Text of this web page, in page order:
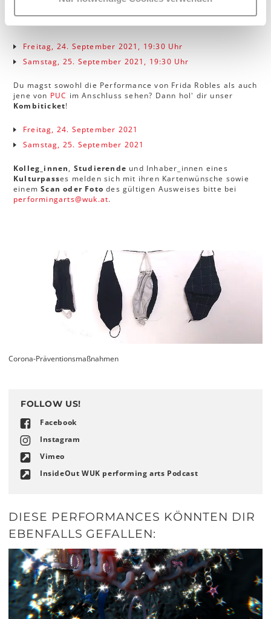
Freitag, 24. September 2021, 19:30 Uhr
Samstag, 25. September 2021, 19:30 Uhr
Du magst sowohl die Performance von Frida Robles als auch
jene von PUC im Anschluss sehen? Dann hol' dir unser
Kombiticket!
Freitag, 24. September 2021
Samstag, 25. September 2021
Kolleg_innen, Studierende und Inhaber_innen eines
Kulturpasses melden sich mit ihren Kartenwünsche sowie
einemScan oder Foto des gültigen Ausweises bitte bei
performingarts@wuk.at.
Corona-Präventionsmaßnahmen
FOLLOW US!
Facebook
Instagram
Vimeo
InsideOut WUK performing arts Podcast
DIESE PERFORMANCES KÖNNTEN DIR
EBENFALLS GEFALLEN: